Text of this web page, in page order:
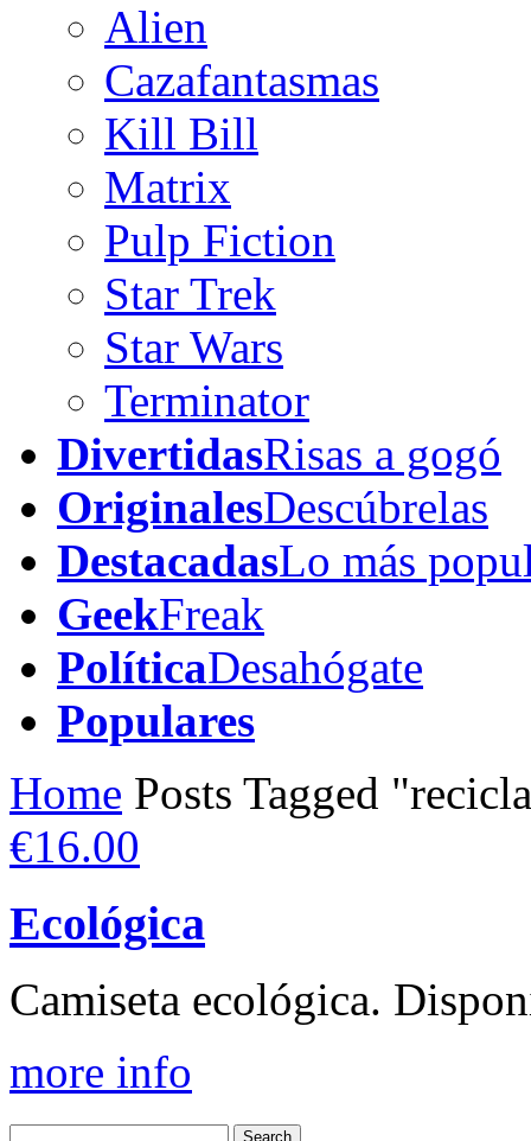
Alien
Cazafantasmas
Kill Bill
Matrix
Pulp Fiction
Star Trek
Star Wars
Terminator
DivertidasRisas a gogó
OriginalesDescúbrelas
DestacadasLo más
GeekFreak
PolíticaDesahógate
Populares
Home Posts Tagged
€16.00
Ecológica
Camiseta ecológica.
more info